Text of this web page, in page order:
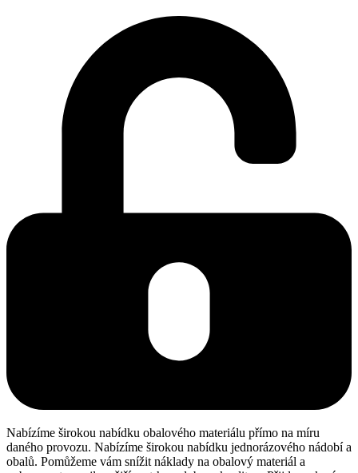
Nabízíme širokou nabídku obalového materiálu přímo na míru
daného provozu. Nabízíme širokou nabídku jednorázového nádobí a
obalů. Pomůžeme vám snížit náklady na obalový materiál a